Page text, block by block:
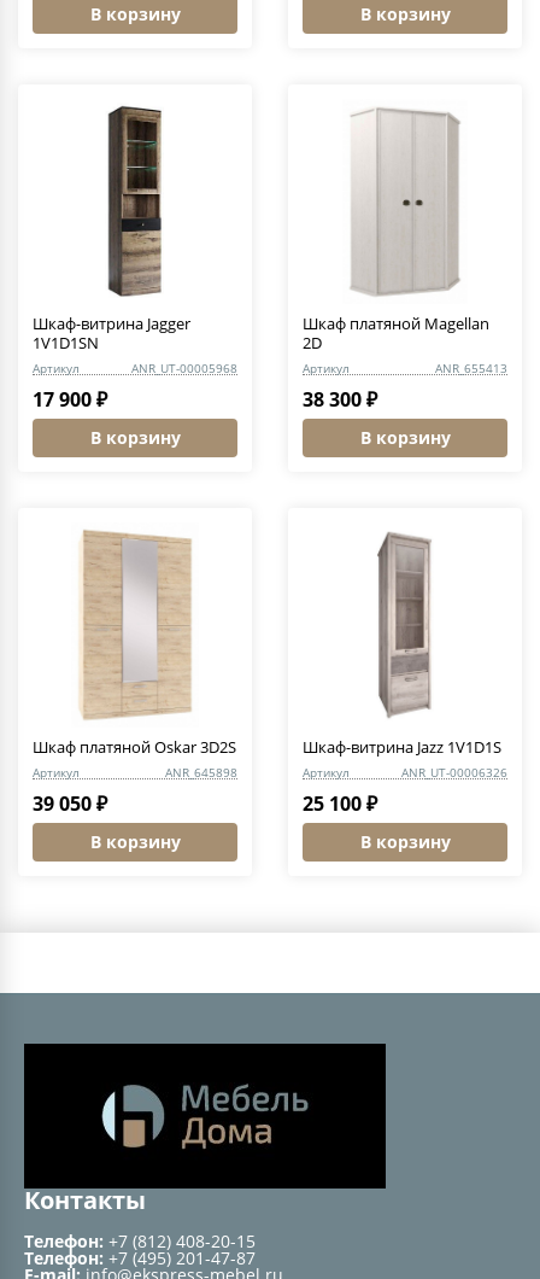
В корзину В корзину
Шкаф-витрина Jagger
1V1D1SN
Артикул ANR_UT-00005968
17 900 ₽
В корзину
Шкаф платяной Magellan
2D
Артикул ANR_655413
38 300 ₽
В корзину
Шкаф платяной Oskar 3D2S
Артикул ANR_645898
39 050 ₽
В корзину
Шкаф-витрина Jazz 1V1D1S
Артикул ANR_UT-00006326
25 100 ₽
В корзину
Контакты
Телефон: +7 (812) 408-20-15
Телефон: +7 (495) 201-47-87